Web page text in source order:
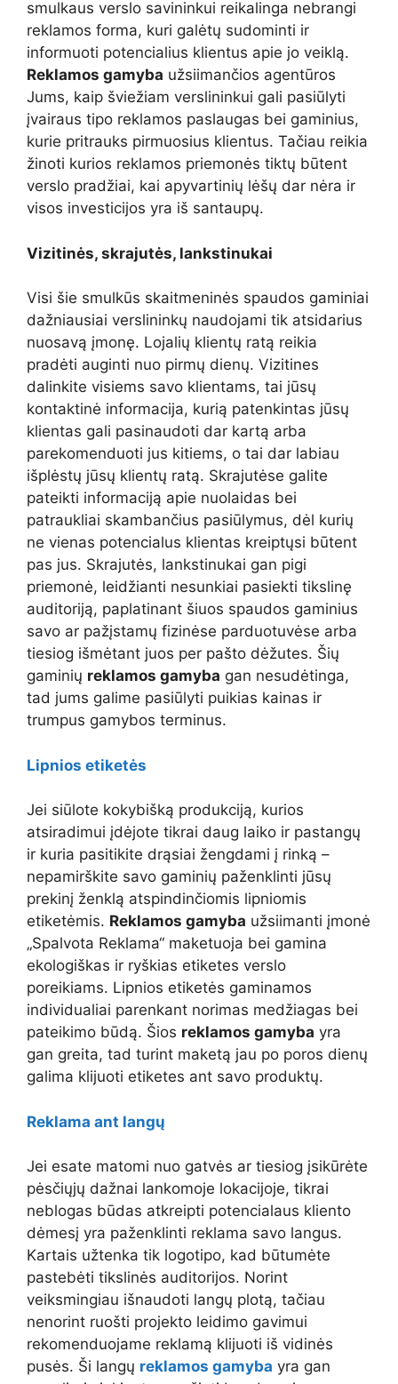
smulkaus verslo savininkui reikalinga nebrangi
reklamos forma, kuri galėtų sudominti ir
informuoti potencialius klientus apie jo veiklą.
Reklamos gamyba užsiimančios agentūros
Jums, kaip šviežiam verslininkui gali pasiūlyti
įvairaus tipo reklamos paslaugas bei gaminius,
kurie pritrauks pirmuosius klientus. Tačiau reikia
žinoti kurios reklamos priemonės tiktų būtent
verslo pradžiai, kai apyvartinių lėšų dar nėra ir
visos investicijos yra iš santaupų.
Vizitinės, skrajutės, lankstinukai
Visi šie smulkūs skaitmeninės spaudos gaminiai
dažniausiai verslininkų naudojami tik atsidarius
nuosavą įmonę. Lojalių klientų ratą reikia
pradėti auginti nuo pirmų dienų. Vizitines
dalinkite visiems savo klientams, tai jūsų
kontaktinė informacija, kurią patenkintas jūsų
klientas gali pasinaudoti dar kartą arba
parekomenduoti jus kitiems, o tai dar labiau
išplėstų jūsų klientų ratą. Skrajutėse galite
pateikti informaciją apie nuolaidas bei
patraukliai skambančius pasiūlymus, dėl kurių
ne vienas potencialus klientas kreiptųsi būtent
pas jus. Skrajutės, lankstinukai gan pigi
priemonė, leidžianti nesunkiai pasiekti tikslinę
auditoriją, paplatinant šiuos spaudos gaminius
savo ar pažįstamų fizinėse parduotuvėse arba
tiesiog išmėtant juos per pašto dėžutes. Šių
gaminių reklamos gamyba gan nesudėtinga,
tad jums galime pasiūlyti puikias kainas ir
trumpus gamybos terminus.
Lipnios etiketės
Jei siūlote kokybišką produkciją, kurios
atsiradimui įdėjote tikrai daug laiko ir pastangų
ir kuria pasitikite drąsiai žengdami į rinką –
nepamirškite savo gaminių paženklinti jūsų
prekinį ženklą atspindinčiomis lipniomis
etiketėmis. Reklamos gamyba užsiimanti įmonė
„Spalvota Reklama“ maketuoja bei gamina
ekologiškas ir ryškias etiketes verslo
poreikiams. Lipnios etiketės gaminamos
individualiai parenkant norimas medžiagas bei
pateikimo būdą. Šios reklamos gamyba yra
gan greita, tad turint maketą jau po poros dienų
galima klijuoti etiketes ant savo produktų.
Reklama ant langų
Jei esate matomi nuo gatvės ar tiesiog įsikūrėte
pėsčiųjų dažnai lankomoje lokacijoje, tikrai
neblogas būdas atkreipti potencialaus kliento
dėmesį yra paženklinti reklama savo langus.
Kartais užtenka tik logotipo, kad būtumėte
pastebėti tikslinės auditorijos. Norint
veiksmingiau išnaudoti langų plotą, tačiau
nenorint ruošti projekto leidimo gavimui
rekomenduojame reklamą klijuoti iš vidinės
pusės. Ši langų reklamos gamyba yra gan